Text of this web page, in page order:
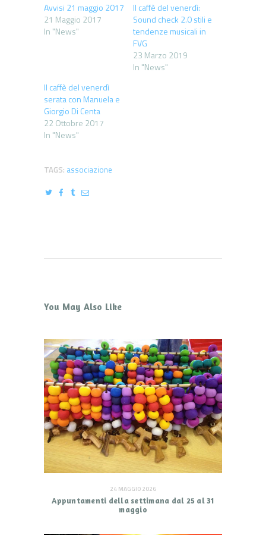
Avvisi 21 maggio 2017
21 Maggio 2017
In "News"
Il caffè del venerdì:
Sound check 2.0 stili e
tendenze musicali in
FVG
23 Marzo 2019
In "News"
Il caffè del venerdì
serata con Manuela e
Giorgio Di Centa
22 Ottobre 2017
In "News"
TAGS: associazione
You May Also Like
24 MAGGIO 2026
Appuntamenti della settimana dal 25 al 31
maggio